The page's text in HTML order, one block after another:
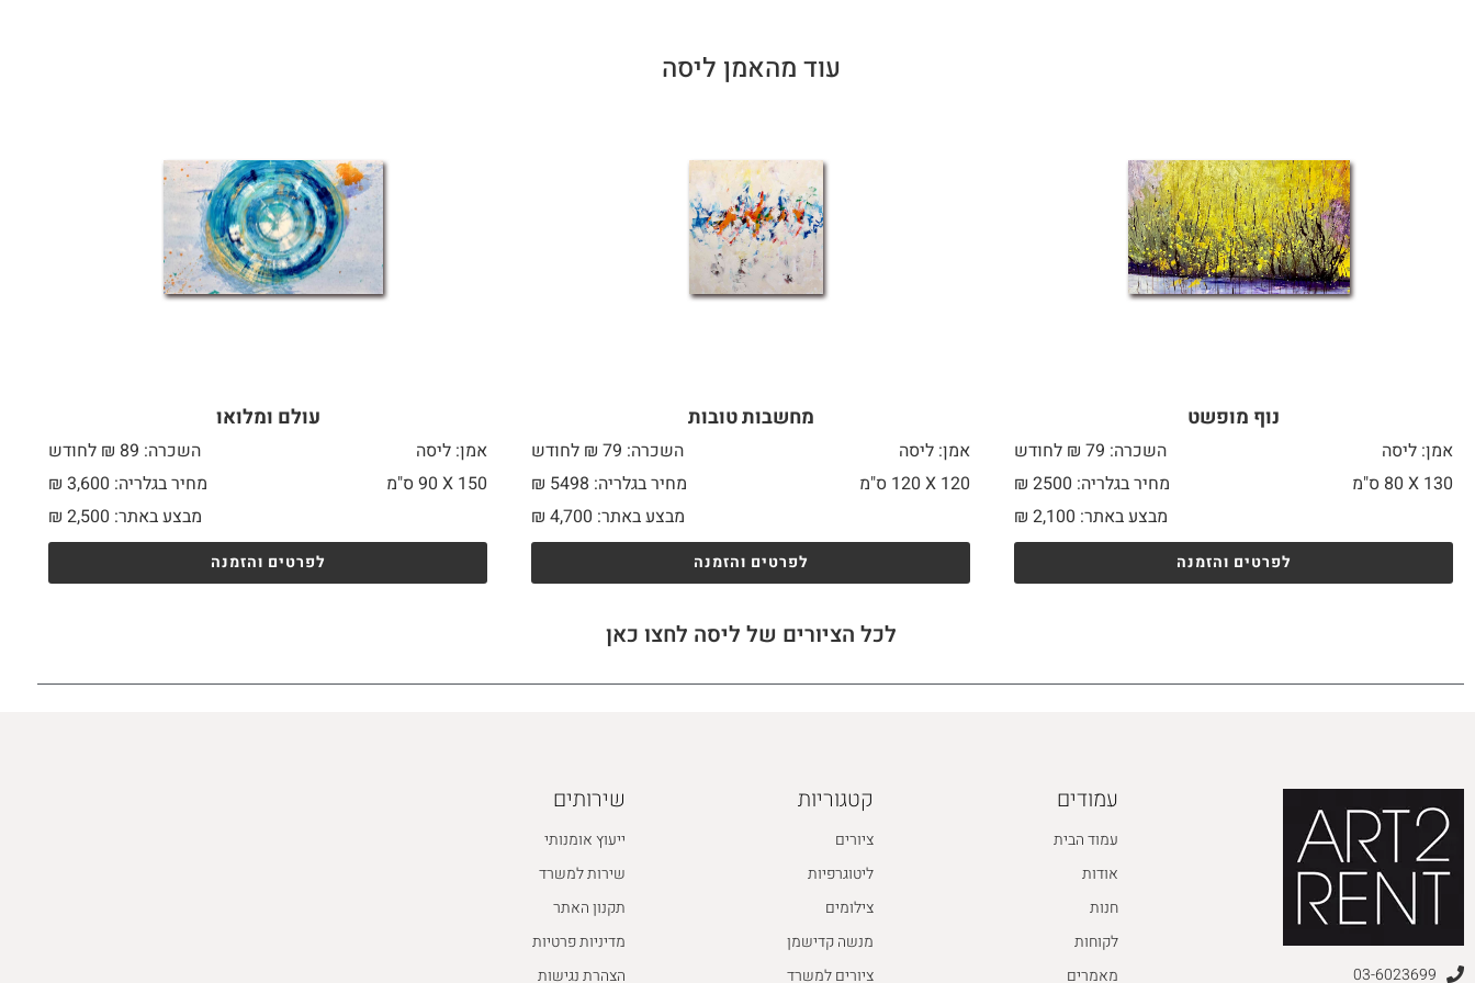
עוד מהאמן ליסה
נוף מופשט
אמן: ליסה
השכרה: 79 ₪ לחודש
130 X
מחיר בגלריה: 2500 ₪
מבצע באתר:
₪ 2,100
לפרטים והזמנה
מחשבות טובות
אמן: ליסה
השכרה: 79 ₪ לחודש
120 X
מחיר בגלריה: 5498 ₪
מבצע באתר:
₪ 4,700
לפרטים והזמנה
עולם ומלואו
אמן: ליסה
השכרה: 89 ₪ לחודש
150 X
מחיר בגלריה: 3,600 ₪
מבצע באתר:
₪ 2,500
לפרטים והזמנה
לכל הציורים של ליסה לחצו כאן
03-6023699
עמודים
עמוד הבית
אודות
חנות
לקוחות
מאמרים
קטגוריות
ציורים
ליטוגרפיות
צילומים
מנשה קדישמן
ציורים למשרד
שירותים
ייעוץ אומנותי
שירות למשרד
תקנון האתר
מדיניות פרטיות
הצהרת נגישות